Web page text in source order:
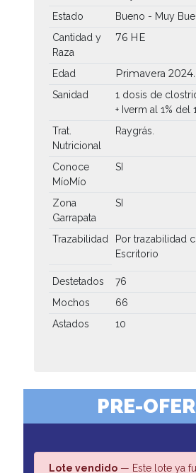
Estado
Bueno - Muy
Cantidad y
Raza
76 HE
Edad Primavera 2024.
Sanidad
1 dosis de
+ Iverm al 1% del
Trat.
Nutricional
Raygrás.
Conoce
MíoMío
SI
Zona
Garrapata
SI
Trazabilidad
Por trazabilidad
Escritorio
Destetados
76
Mochos
66
Astados
10
PRE-
Lote vendido — Este lote ya